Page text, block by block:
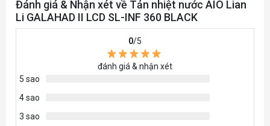
Đánh giá & Nhận xét về Tản nhiệt nước AIO Lian
Li GALAHAD II LCD SL-INF 360 BLACK
0/5
đánh giá & nhận xét
5 sao
4 sao
3 sao